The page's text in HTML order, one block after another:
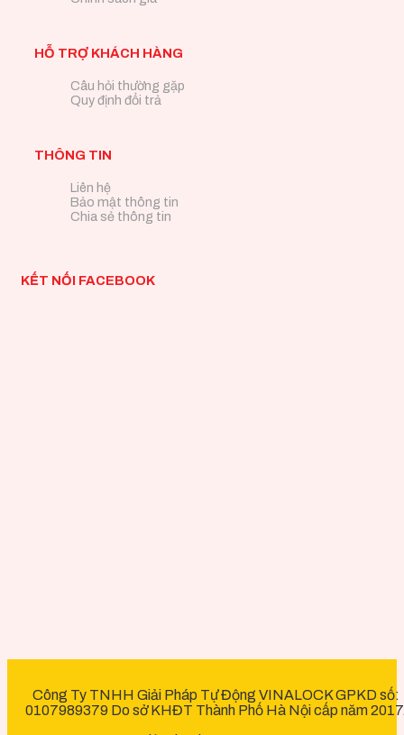
HỖ TRỢ KHÁCH HÀNG
Câu hỏi thường gặp
Quy định đổi trả
THÔNG TIN
Liên hệ
Bảo mật thông tin
Chia sẻ thông tin
KẾT NỐI FACEBOOK
Công Ty TNHH Giải Pháp Tự Động VINALOCK GPKD số:
0107989379 Do sở KHĐT Thành Phố Hà Nội cấp năm